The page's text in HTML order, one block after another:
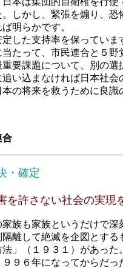
しかし、緊張を煽り、
明らかです。
した支持率を保ってい
たって、市民連合と５
要課題について、別の
い込まなければ日本社会
の将来を救うために良識
合
・確定
許さない社会の実現
族も家族というだけで深
離して絶滅を企図とす
」（１９３１）があっ
９６年になってからだっ